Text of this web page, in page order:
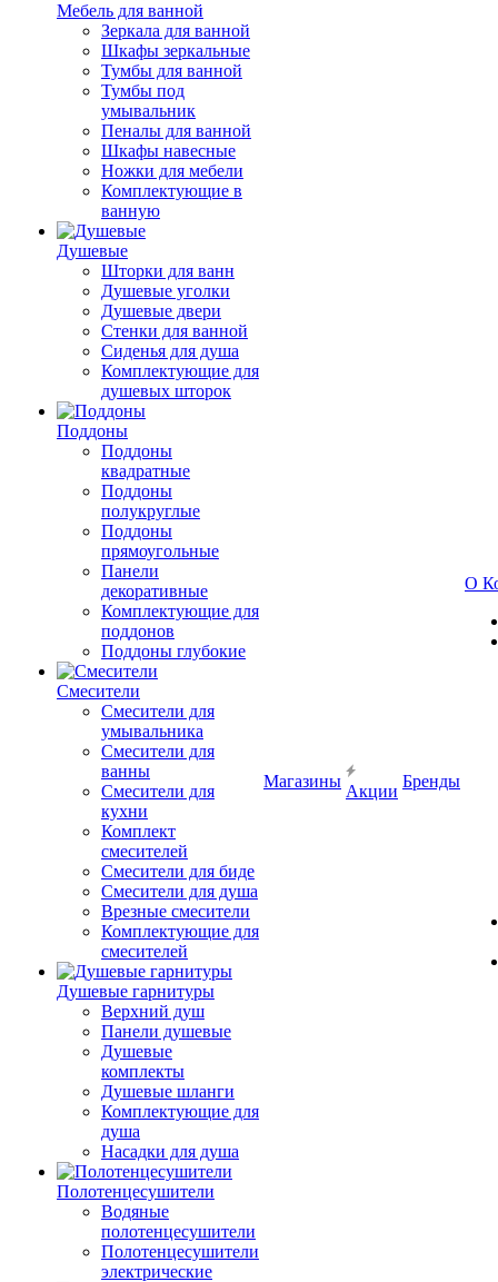
Мебель для ванной
Зеркала для ванной
Шкафы зеркальные
Тумбы для ванной
Тумбы под
умывальник
Пеналы для ванной
Шкафы навесные
Ножки для мебели
Комплектующие в
ванную
Душевые
Шторки для ванн
Душевые уголки
Душевые двери
Стенки для ванной
Сиденья для душа
Комплектующие для
душевых шторок
Поддоны
Поддоны
квадратные
Поддоны
полукруглые
Поддоны
прямоугольные
Панели
декоративные
Комплектующие для
поддонов
Поддоны глубокие
Смесители
Смесители для
умывальника
Смесители для
ванны
Смесители для
кухни
Комплект
смесителей
Смесители для биде
Смесители для душа
Врезные смесители
Комплектующие для
смесителей
Душевые гарнитуры
Верхний душ
Панели душевые
Душевые
комплекты
Душевые шланги
Комплектующие для
душа
Насадки для душа
Полотенцесушители
Водяные
полотенцесушители
Полотенцесушители
электрические
Магазины
Акции
Бренды
О